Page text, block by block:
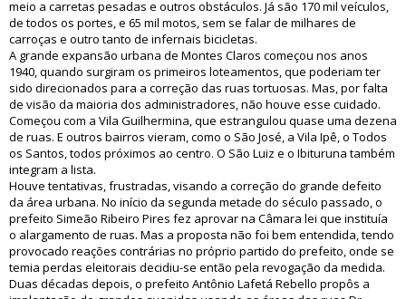
meio a carretas pesadas e outros obstáculos. Já são 170 mil veículos,
de todos os portes, e 65 mil motos, sem se falar de milhares de
carroças e outro tanto de infernais bicicletas.
A grande expansão urbana de Montes Claros começou nos anos
1940, quando surgiram os primeiros loteamentos, que poderiam ter
sido direcionados para a correção das ruas tortuosas. Mas, por falta
de visão da maioria dos administradores, não houve esse cuidado.
Começou com a Vila Guilhermina, que estrangulou quase uma dezena
de ruas. E outros bairros vieram, como o São José, a Vila Ipê, o Todos
os Santos, todos próximos ao centro. O São Luiz e o Ibituruna também
integram a lista.
Houve tentativas, frustradas, visando a correção do grande defeito
da área urbana. No início da segunda metade do século passado, o
prefeito Simeão Ribeiro Pires fez aprovar na Câmara lei que instituía
o alargamento de ruas. Mas a proposta não foi bem entendida, tendo
provocado reações contrárias no próprio partido do prefeito, onde se
temia perdas eleitorais decidiu-se então pela revogação da medida.
Duas décadas depois, o prefeito Antônio Lafetá Rebello propôs a